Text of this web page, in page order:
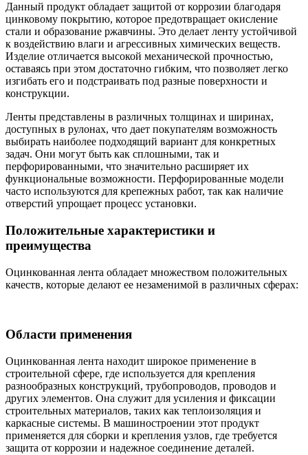
Данный продукт обладает защитой от коррозии благодаря
цинковому покрытию, которое предотвращает окисление
стали и образование ржавчины. Это делает ленту устойчивой
к воздействию влаги и агрессивных химических веществ.
Изделие отличается высокой механической прочностью,
оставаясь при этом достаточно гибким, что позволяет легко
изгибать его и подстраивать под разные поверхности и
конструкции.
Ленты представлены в различных толщинах и ширинах,
доступных в рулонах, что дает покупателям возможность
выбирать наиболее подходящий вариант для конкретных
задач. Они могут быть как сплошными, так и
перфорированными, что значительно расширяет их
функциональные возможности. Перфорированные модели
часто используются для крепежных работ, так как наличие
отверстий упрощает процесс установки.
Положительные характеристики и
преимущества
Оцинкованная лента обладает множеством положительных
качеств, которые делают ее незаменимой в различных сферах:
Области применения
Оцинкованная лента находит широкое применение в
строительной сфере, где используется для крепления
разнообразных конструкций, трубопроводов, проводов и
других элементов. Она служит для усиления и фиксации
строительных материалов, таких как теплоизоляция и
каркасные системы. В машиностроении этот продукт
применяется для сборки и крепления узлов, где требуется
защита от коррозии и надежное соединение деталей.